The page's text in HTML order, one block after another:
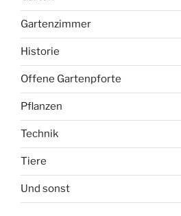
Gartenzimmer
Historie
Offene Gartenpforte
Pflanzen
Technik
Tiere
Und sonst